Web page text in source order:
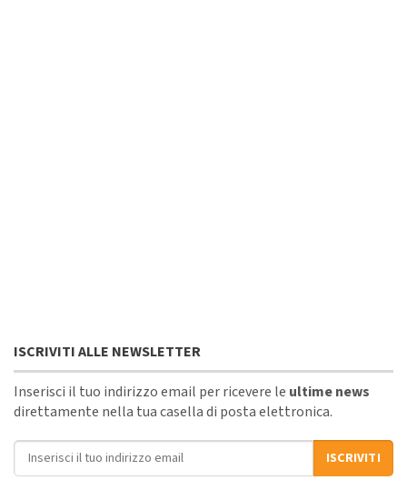
ISCRIVITI ALLE NEWSLETTER
Inserisci il tuo indirizzo email per ricevere le ultime news
direttamente nella tua casella di posta elettronica.
Indirizzo email
ISCRIVITI